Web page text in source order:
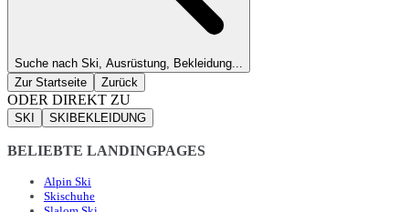
Suche nach Ski, Ausrüstung, Bekleidung...
Zur Startseite
Zurück
ODER DIREKT ZU
SKI SKIBEKLEIDUNG
BELIEBTE LANDINGPAGES
Alpin Ski
Skischuhe